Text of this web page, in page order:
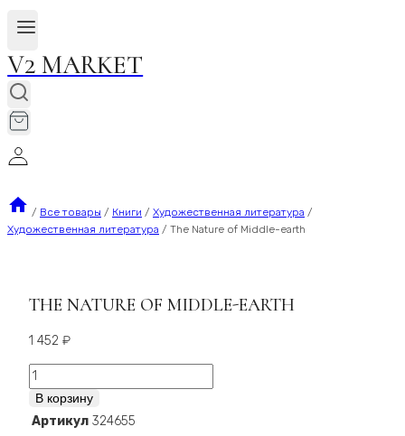
V2 MARKET
/ Все товары / Книги / Художественная литература /
Художественная литература / The Nature of Middle-earth
THE NATURE OF MIDDLE-EARTH
1 452 ₽
Количество
The
Nature
В корзину
Артикул 324655